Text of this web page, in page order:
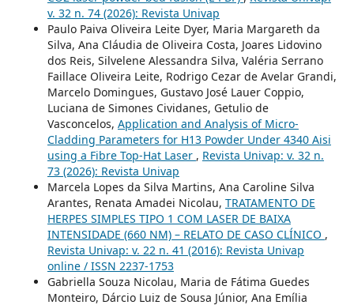
v. 32 n. 74 (2026): Revista Univap
Paulo Paiva Oliveira Leite Dyer, Maria Margareth da
Silva, Ana Cláudia de Oliveira Costa, Joares Lidovino
dos Reis, Silvelene Alessandra Silva, Valéria Serrano
Faillace Oliveira Leite, Rodrigo Cezar de Avelar Grandi,
Marcelo Domingues, Gustavo José Lauer Coppio,
Luciana de Simones Cividanes, Getulio de
Vasconcelos, Application and Analysis of Micro-
Cladding Parameters for H13 Powder Under 4340 Aisi
using a Fibre Top-Hat Laser , Revista Univap: v. 32 n.
73 (2026): Revista Univap
Marcela Lopes da Silva Martins, Ana Caroline Silva
Arantes, Renata Amadei Nicolau, TRATAMENTO DE
HERPES SIMPLES TIPO 1 COM LASER DE BAIXA
INTENSIDADE (660 NM) – RELATO DE CASO CLÍNICO ,
Revista Univap: v. 22 n. 41 (2016): Revista Univap
online / ISSN 2237-1753
Gabriella Souza Nicolau, Maria de Fátima Guedes
Monteiro, Dárcio Luiz de Sousa Júnior, Ana Emília